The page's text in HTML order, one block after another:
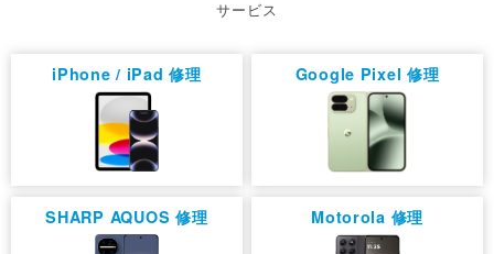
サービス
iPhone / iPad 修理 Google Pixel 修理
SHARP AQUOS 修理 Motorola 修理